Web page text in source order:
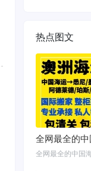
热点图文
全网最全的中